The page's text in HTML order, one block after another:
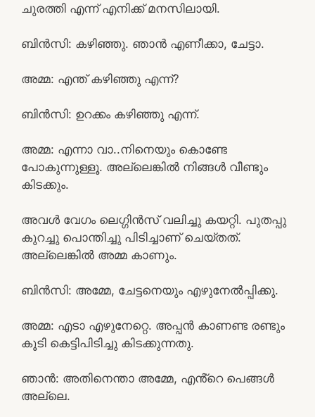
ചുരത്തി എന്ന് എനിക്ക് മനസിലായി.
ബിൻസി: കഴിഞ്ഞു. ഞാൻ എണീക്കാ, ചേട്ടാ.
അമ്മ: എന്ത് കഴിഞ്ഞു എന്ന്?
ബിൻസി: ഉറക്കം കഴിഞ്ഞു എന്ന്.
അമ്മ: എന്നാ വാ..നിനെയും കൊണ്ടേ
പോകുന്നുള്ളൂ. അല്ലെങ്കിൽ നിങ്ങൾ വീണ്ടും
കിടക്കും.
അവൾ വേഗം ലെഗ്ഗിൻസ് വലിച്ചു കയറ്റി. പുതപ്പു
കുറച്ചു പൊന്തിച്ചു പിടിച്ചാണ് ചെയ്തത്.
അല്ലെങ്കിൽ അമ്മ കാണും.
ബിൻസി: അമ്മേ, ചേട്ടനെയും എഴുനേൽപ്പിക്കു.
അമ്മ: എടാ എഴുനേറ്റെ. അപ്പൻ കാണണ്ട രണ്ടും
കൂടി കെട്ടിപിടിച്ചു കിടക്കുന്നതു.
ഞാൻ: അതിനെന്താ അമ്മേ, എൻ്റെ പെങ്ങൾ
അല്ലെ.